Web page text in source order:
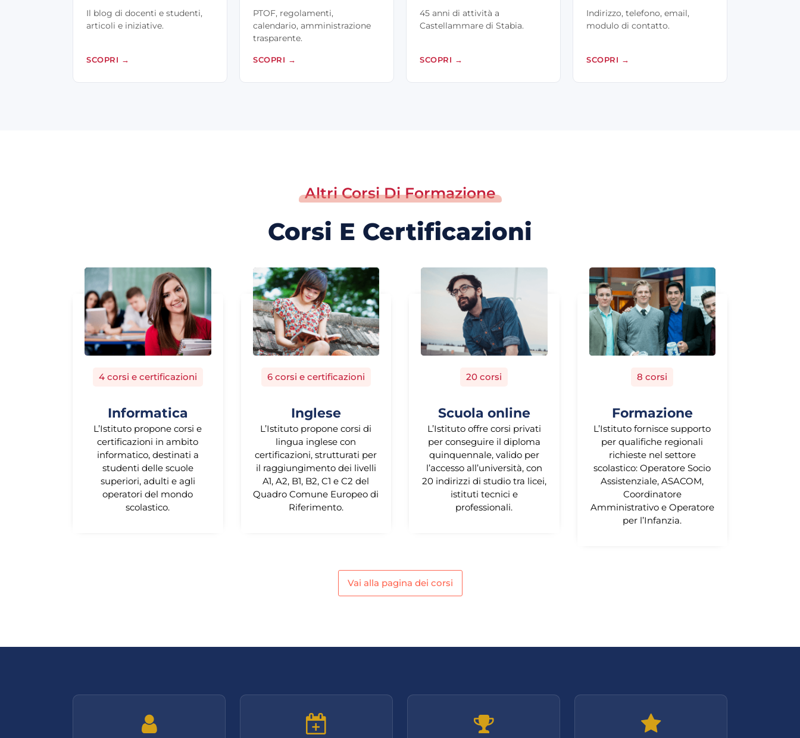
Il blog di docenti e studenti,
articoli e iniziative.
SCOPRI →
PTOF, regolamenti,
calendario, amministrazione
trasparente.
SCOPRI →
45 anni di attività a
Castellammare di Stabia.
SCOPRI →
Indirizzo, telefono, email,
modulo di contatto.
SCOPRI →
Altri Corsi Di Formazione
Corsi E Certificazioni
4 corsi e certificazioni
Informatica
L’Istituto propone corsi e
certificazioni in ambito
informatico, destinati a
studenti delle scuole
superiori, adulti e agli
operatori del mondo
scolastico.
6 corsi e certificazioni
Inglese
L’Istituto propone corsi di
lingua inglese con
certificazioni, strutturati per
il raggiungimento dei livelli
A1, A2, B1, B2, C1 e C2 del
Quadro Comune Europeo di
Riferimento.
20 corsi
Scuola online
L’Istituto offre corsi privati
per conseguire il diploma
quinquennale, valido per
l’accesso all’università, con
20 indirizzi di studio tra licei,
istituti tecnici e
professionali.
8 corsi
Formazione
L’Istituto fornisce supporto
per qualifiche regionali
richieste nel settore
scolastico: Operatore Socio
Assistenziale, ASACOM,
Coordinatore
Amministrativo e Operatore
per l’Infanzia.
Vai alla pagina dei corsi